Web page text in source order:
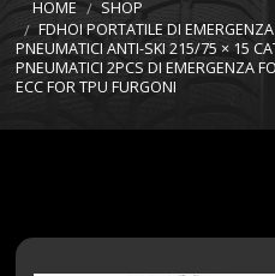
MISURE GOMME
HOME
SHOP
FDHOI PORTATILE DI
PNEUMATICI ANTI-SKI 215/75 × 15
PNEUMATICI 2PCS DI EMERGENZA
ECC FOR TPU FURGONI